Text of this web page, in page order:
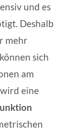
und es
Deshalb
mehr
sich
am
eine